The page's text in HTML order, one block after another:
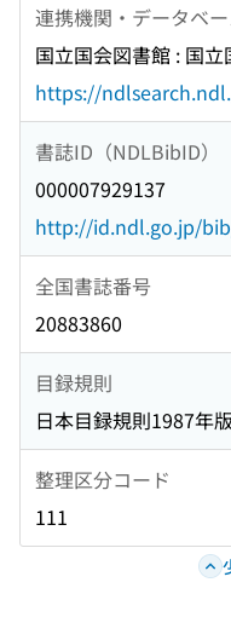
連携機関・データベ
国立国会図書館 : 国
https://
書誌ID（NDLBibID）
000007929137
http://id.ndl.go.jp/
全国書誌番号
20883860
目録規則
日本目録規則1987年
整理区分コード
111